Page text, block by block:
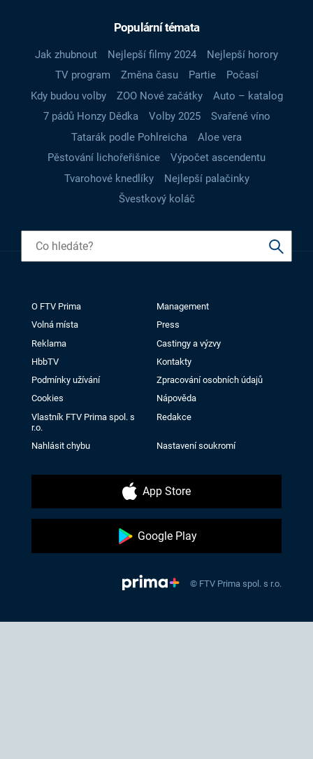
Populární témata
Jak zhubnout Nejlepší filmy 2024
Nejlepší horory
TV program
Změna času Partie
Počasí
Kdy budou volby
ZOO Nové začátky
Auto – katalog
7 pádů Honzy Dědka
Volby 2025
Svařené víno
Tatarák podle Pohlreicha
Aloe vera
Pěstování lichořeřišnice
Výpočet ascendentu
Tvarohové knedlíky
Nejlepší palačinky
Švestkový koláč
O FTV Prima
Management
Volná místa
Press
Reklama
Castingy a výzvy
HbbTV
Kontakty
Podmínky užívání
Zpracování osobních údajů
Cookies
Nápověda
Vlastník FTV Prima spol. s
r.o.
Redakce
Nahlásit chybu Nastavení soukromí
App Store
Google Play
© FTV Prima spol. s r.o.